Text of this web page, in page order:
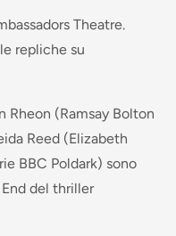
Theatre.
repliche su
Rheon (Ramsay Bolton
Reed (Elizabeth
BBC Poldark) sono
del thriller